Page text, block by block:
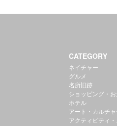
CATEGORY
ネイチャー
グルメ
名所旧跡
ショッピング・
ホテル
アート・カルチ
アクティビティ